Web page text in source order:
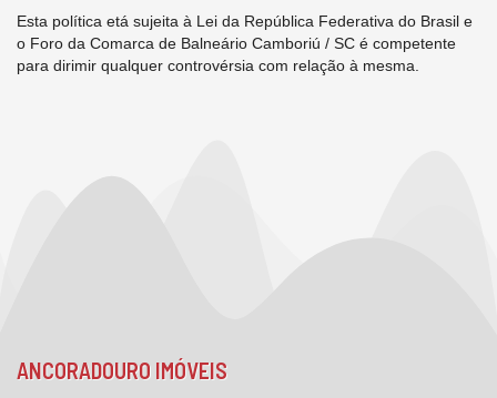
Esta política etá sujeita à Lei da República Federativa do Brasil e
o Foro da Comarca de Balneário Camboriú / SC é competente
para dirimir qualquer controvérsia com relação à mesma.
ANCORADOURO IMÓVEIS